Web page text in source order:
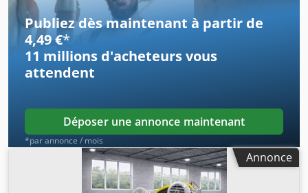
Publiez dès maintenant à partir de
4,49 €*
11 millions d'acheteursvous
attendent
Déposer une annonce maintenant
*par annonce / mois
Annonce